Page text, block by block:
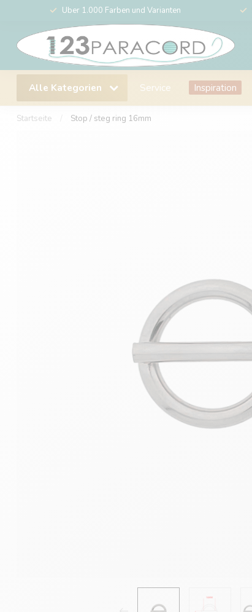
Über 1.000 Farben und Varianten
Alle Kategorien Service Inspiration
Startseite Stop / steg ring 16mm